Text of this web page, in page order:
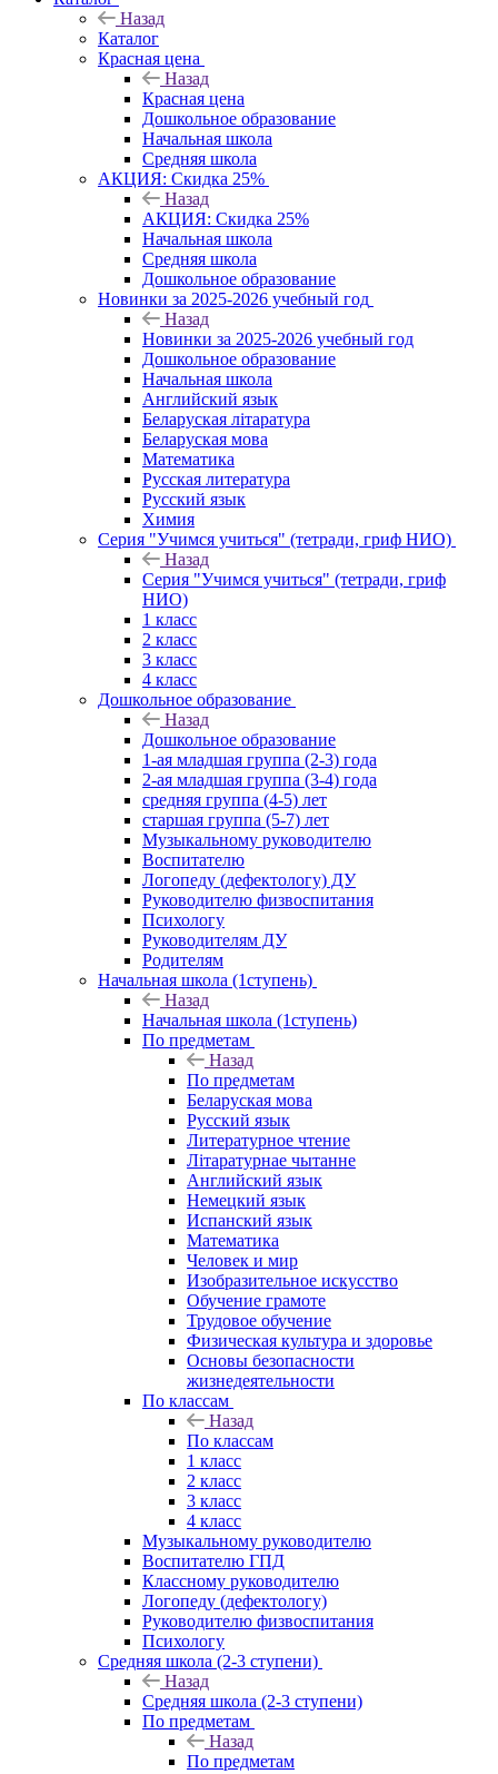
Назад
Каталог
Красная цена
Назад
Красная цена
Дошкольное образование
Начальная школа
Средняя школа
АКЦИЯ: Скидка 25%
Назад
АКЦИЯ: Скидка 25%
Начальная школа
Средняя школа
Дошкольное образование
Новинки за 2025-2026 учебный год
Назад
Новинки за 2025-2026 учебный год
Дошкольное образование
Начальная школа
Английский язык
Беларуская літаратура
Беларуская мова
Математика
Русская литература
Русский язык
Химия
Серия "Учимся учиться" (тетради, гриф НИО)
Назад
Серия "Учимся учиться" (тетради, гриф
НИО)
1 класс
2 класс
3 класс
4 класс
Дошкольное образование
Назад
Дошкольное образование
1-ая младшая группа (2-3) года
2-ая младшая группа (3-4) года
средняя группа (4-5) лет
старшая группа (5-7) лет
Музыкальному руководителю
Воспитателю
Логопеду (дефектологу) ДУ
Руководителю физвоспитания
Психологу
Руководителям ДУ
Родителям
Начальная школа (1ступень)
Назад
Начальная школа (1ступень)
По предметам
Назад
По предметам
Беларуская мова
Русский язык
Литературное чтение
Літаратурнае чытанне
Английский язык
Немецкий язык
Испанский язык
Математика
Человек и мир
Изобразительное искусство
Обучение грамоте
Трудовое обучение
Физическая культура и здоровье
Основы безопасности
жизнедеятельности
По классам
Назад
По классам
1 класс
2 класс
3 класс
4 класс
Музыкальному руководителю
Воспитателю ГПД
Классному руководителю
Логопеду (дефектологу)
Руководителю физвоспитания
Психологу
Средняя школа (2-3 ступени)
Назад
Средняя школа (2-3 ступени)
По предметам
Назад
По предметам